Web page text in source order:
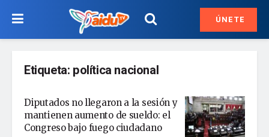
ÚNETE
Etiqueta: política nacional
Diputados no llegaron a la sesión y
mantienen aumento de sueldo: el
Congreso bajo fuego ciudadano